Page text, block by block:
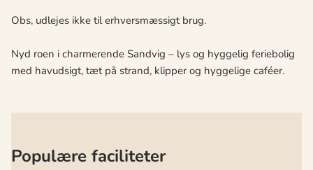
Obs, udlejes ikke til erhversmæssigt brug.
Nyd roen i charmerende Sandvig – lys og hyggelig feriebolig
med havudsigt, tæt på strand, klipper og hyggelige caféer.
Populære faciliteter